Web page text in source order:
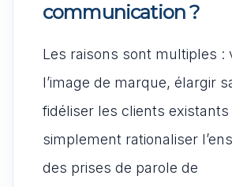
communication ?
Les raisons sont multiples :
l’image de marque, élargir
fidéliser les clients
simplement rationaliser
des prises de parole de